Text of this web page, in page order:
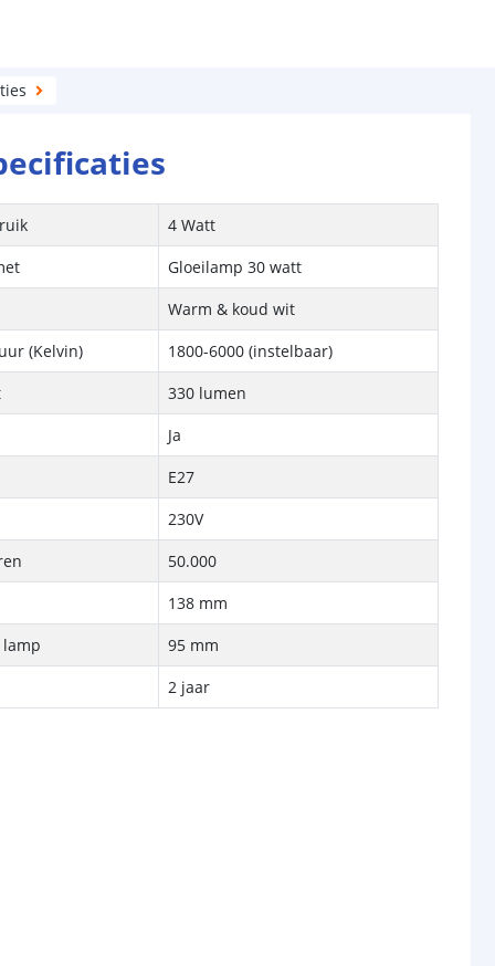
4 Watt
Gloeilamp 30 watt
Warm & koud wit
(Kelvin)
1800-6000 (instelbaar)
330 lumen
Ja
E27
230V
50.000
138 mm
95 mm
2 jaar